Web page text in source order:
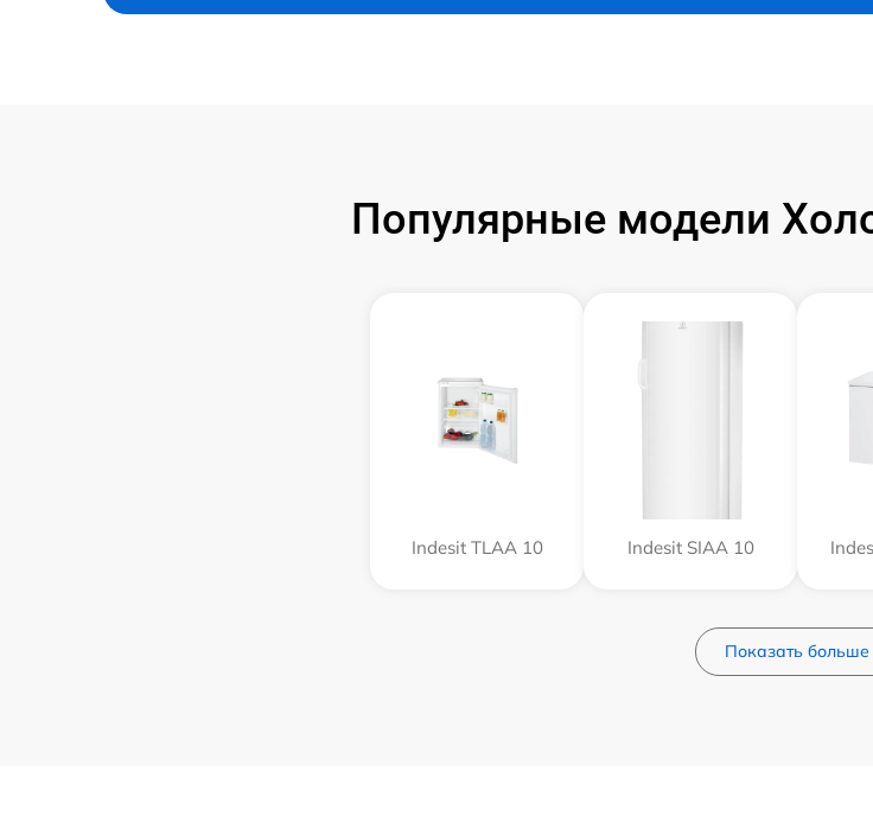
Популярные модели
Indesit TLAA 10 Indesit SIAA 10
Показать больше